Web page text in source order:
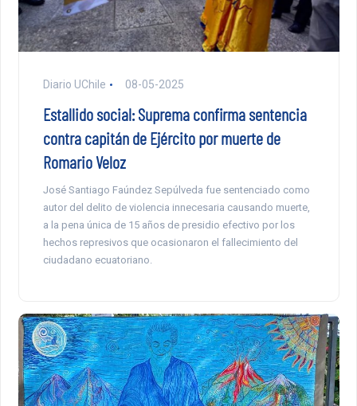
Diario UChile 08-05-2025
Estallido social: Suprema confirma sentencia
contra capitán de Ejército por muerte de
Romario Veloz
José Santiago Faúndez Sepúlveda fue sentenciado como
autor del delito de violencia innecesaria causando muerte,
a la pena única de 15 años de presidio efectivo por los
hechos represivos que ocasionaron el fallecimiento del
ciudadano ecuatoriano.